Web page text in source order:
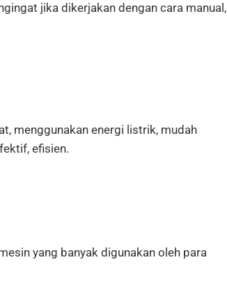
jika dikerjakan dengan cara manual,
menggunakan energi listrik, mudah
efisien.
yang banyak digunakan oleh para